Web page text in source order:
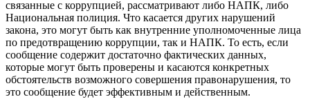
связанные с коррупцией, рассматривают либо НАПК, либо
Национальная полиция. Что касается других нарушений
закона, это могут быть как внутренние уполномоченные лица
по предотвращению коррупции, так и НАПК. То есть, если
сообщение содержит достаточно фактических данных,
которые могут быть проверены и касаются конкретных
обстоятельств возможного совершения правонарушения, то
это сообщение будет эффективным и действенным.